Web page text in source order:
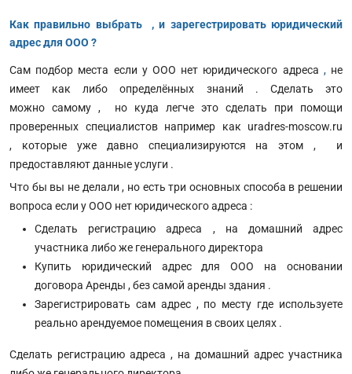
Как правильно выбрать , и зарегестрировать юридический
адрес для ООО ?
Сам подбор места если у ООО нет юридического адреса ,не
имеет как либо определённых знаний . Сделать это
можно самому , но куда легче это сделать при помощи
проверенных специалистов например как uradres-moscow.ru
, которые уже давно специализируются на этом , и
предоставляют данные услуги .
Что бы вы не делали , но есть три основных способа в решении
вопроса если у ООО нет юридического адреса :
Сделать регистрацию адреса , на домашний адрес
участника либо же генерального директора
Купить юридический адрес для ООО на основании
договора Аренды , без самой аренды здания .
Зарегистрировать сам адрес , по месту где используете
реально арендуемое помещения в своих целях .
Сделать регистрацию адреса , на домашний адрес участника